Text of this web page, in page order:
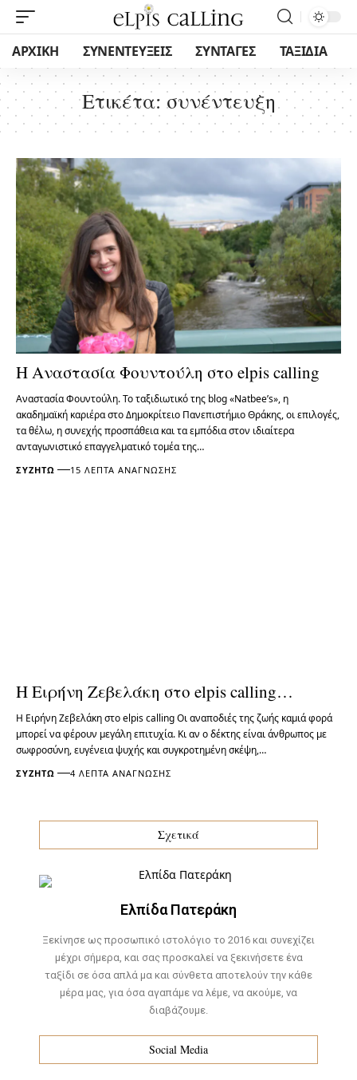
ΑΡΧΙΚΗ ΣΥΝΕΝΤΕΥΞΕΙΣ ΣΥΝΤΑΓΕΣ ΤΑΞΙΔΙΑ
Ετικέτα: συνέντευξη
Η Αναστασία Φουντούλη στο elpis calling
Αναστασία Φουντούλη. Το ταξιδιωτικό της blog «Natbee’s», η
ακαδημαϊκή καριέρα στο Δημοκρίτειο Πανεπιστήμιο Θράκης, οι επιλογές,
τα θέλω, η συνεχής προσπάθεια και τα εμπόδια στον ιδιαίτερα
ανταγωνιστικό επαγγελματικό τομέα της…
ΣΥΖΗΤΏ 15 ΛΕΠΤΆ ΑΝΆΓΝΩΣΗΣ
Η Ειρήνη Ζεβελάκη στο elpis calling…
Η Ειρήνη Ζεβελάκη στο elpis calling Οι αναποδιές της ζωής καμιά φορά
μπορεί να φέρουν μεγάλη επιτυχία. Κι αν ο δέκτης είναι άνθρωπος με
σωφροσύνη, ευγένεια ψυχής και συγκροτημένη σκέψη,…
ΣΥΖΗΤΏ 4 ΛΕΠΤΆ ΑΝΆΓΝΩΣΗΣ
Σχετικά
Ελπίδα Πατεράκη
Ξεκίνησε ως προσωπικό ιστολόγιο το 2016 και συνεχίζει
μέχρι σήμερα, και σας προσκαλεί να ξεκινήσετε ένα
ταξίδι σε όσα απλά μα και σύνθετα αποτελούν την κάθε
μέρα μας, για όσα αγαπάμε να λέμε, να ακούμε, να
διαβάζουμε.
Social Media